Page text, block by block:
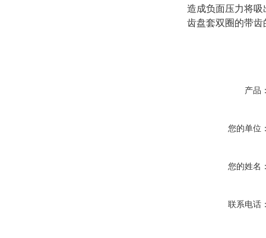
造成负面压力将
齿盘套双圈的带齿
产品
您的单位
您的姓名
联系电话